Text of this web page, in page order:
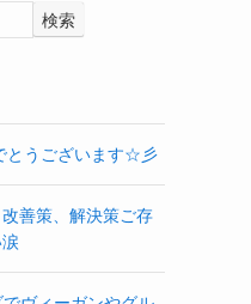
検索
うございます☆彡
善策、解決策ご存